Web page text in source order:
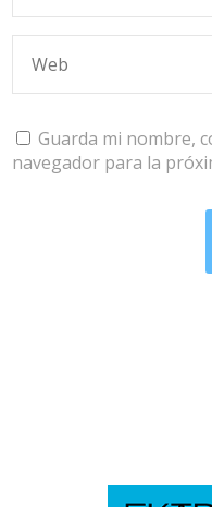
Guarda mi nombre,
navegador para la